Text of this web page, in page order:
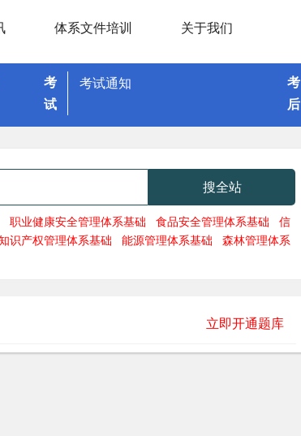
体系文件培训 关于我们
考
试
考试通知
考
后
搜全站
职业健康安全管理体系基础 食品安全管理体系基础
信
识产权管理体系基础 能源管理体系基础
森林管理体系
立即开通题库